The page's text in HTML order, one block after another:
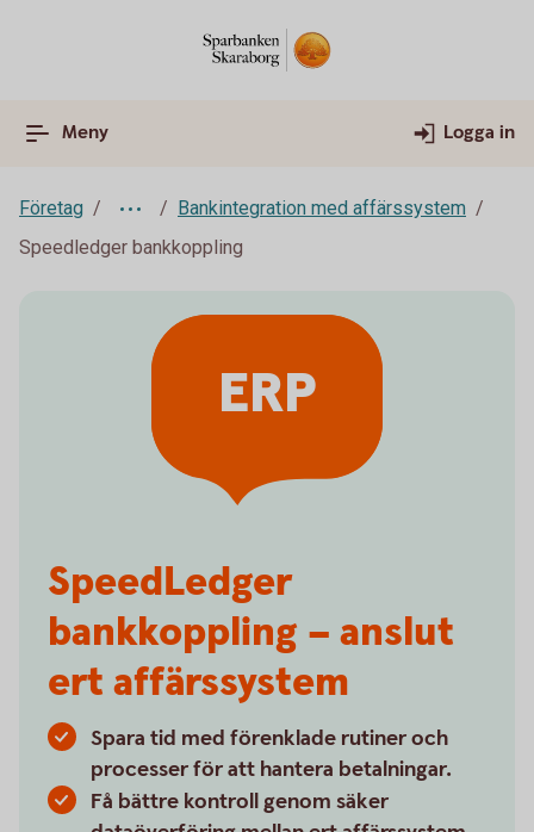
Meny Logga in
Företag
Bankintegration med affärssystem
Speedledger bankkoppling
SpeedLedger
bankkoppling – anslut
ert affärssystem
Spara tid med förenklade rutiner och
processer för att hantera betalningar.
Få bättre kontroll genom säker
ERP